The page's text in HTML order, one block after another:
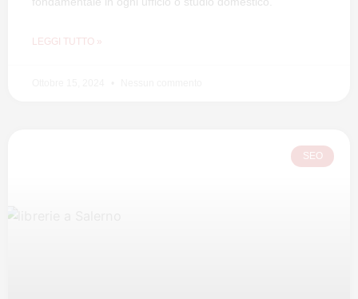
LEGGI TUTTO »
SEO